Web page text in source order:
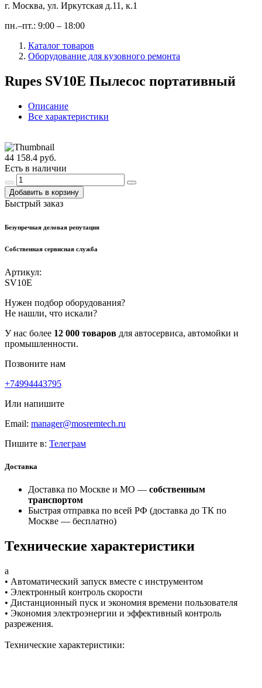
г. Москва, ул. Иркутская д.11, к.1
пн.–пт.: 9:00 – 18:00
Каталог товаров
Оборудование для кузовного ремонта
Rupes SV10E Пылесос портативный
Описание
Все характеристики
44 158.4 руб.
Есть в наличии
Добавить в корзину
Быстрый заказ
Безупречная деловая репутация
Собственная сервисная служба
Артикул:
SV10E
Нужен подбор оборудования?
Не нашли, что искали?
У нас более 12 000 товаров для автосервиса, автомойки и
промышленности.
Позвоните нам
+74994443795
Или напишите
Email: manager@mosremtech.ru
Пишите в: Телеграм
Доставка
Доставка по Москве и МО — собственным
транспортом
Быстрая отправка по всей РФ (доставка до ТК по
Москве — бесплатно)
Технические характеристики
а
• Автоматический запуск вместе с инструментом
• Электронный контроль скорости
• Дистанционный пуск и экономия времени пользователя
• Экономия электроэнергии и эффективный контроль
разрежения.
Технические характеристики: